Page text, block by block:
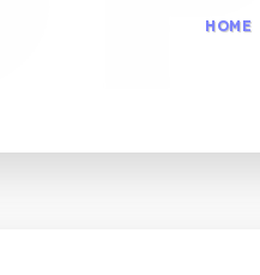
HOME